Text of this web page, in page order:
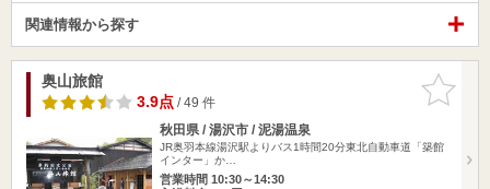
関連情報から探す
お気に入
りに追加
奥山旅館
3.9点/ 49 件
秋田県 / 湯沢市 / 泥湯温泉
JR奥羽本線湯沢駅よりバス1時間20分東北自動車道「築館
インター」か…
営業時間 10:30～14:30